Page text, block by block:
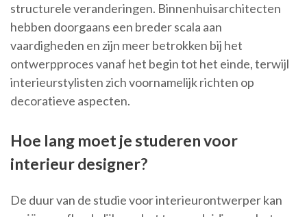
structurele veranderingen. Binnenhuisarchitecten
hebben doorgaans een breder scala aan
vaardigheden en zijn meer betrokken bij het
ontwerpproces vanaf het begin tot het einde, terwijl
interieurstylisten zich voornamelijk richten op
decoratieve aspecten.
Hoe lang moet je studeren voor
interieur designer?
De duur van de studie voor interieurontwerper kan